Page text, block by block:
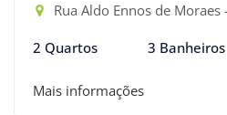
Rua Aldo Ennos de
2 Quartos 3 Banheiros
Mais informações